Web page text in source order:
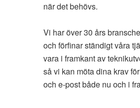
när det behövs.
Vi har över 30 års
och förfinar ständigt våra
vara i framkant av
så vi kan möta dina krav
och e-post både nu och i